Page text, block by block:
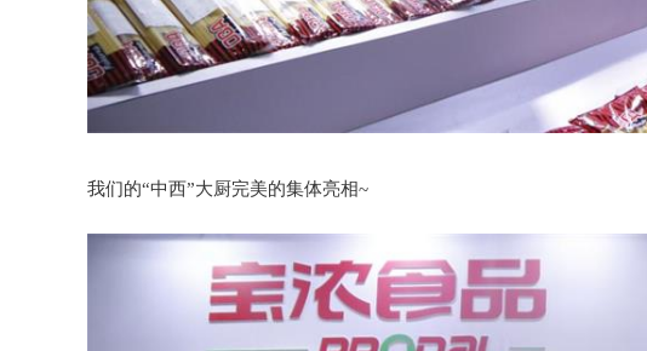
我们的“中西”大厨完美的集体亮相~